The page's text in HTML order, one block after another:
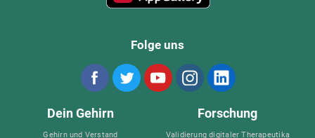
Folge uns
Dein Gehirn
Gehirn und Verstand
Forschung
Validierung digitaler Therapeutika